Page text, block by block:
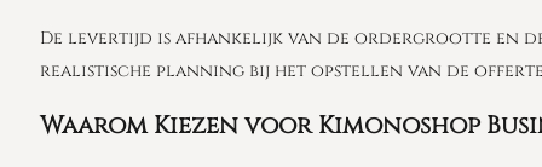
De levertijd is afhankelijk van de ordergrootte en
realistische planning bij het opstellen van de
Waarom Kiezen voor Kimonoshop